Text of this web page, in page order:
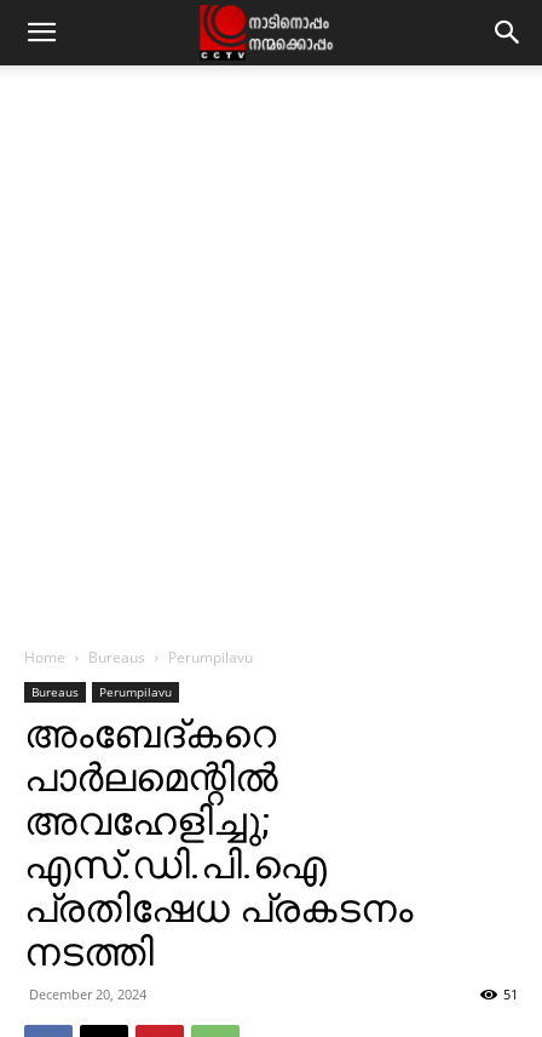
Home Bureaus Perumpilavu
Bureaus Perumpilavu
അംബേദ്കറെ
പാര്‍ലമെന്റില്‍
അവഹേളിച്ചു;
എസ്.ഡി.പി.ഐ
പ്രതിഷേധ പ്രകടനം
നടത്തി
December 20, 2024 51